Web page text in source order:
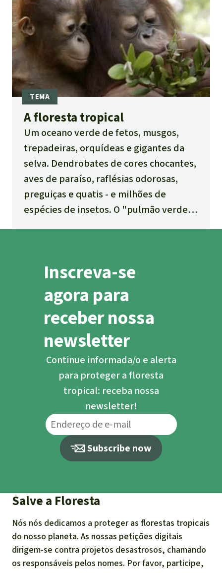
A floresta tropical
Um oceano verde de fetos, musgos,
trepadeiras, orquídeas e gigantes da
selva. Dendrobates de cores chocantes,
aves de paraíso, raflésias odorosas,
preguiças e quatis - e milhões de
espécies de insetos. O "pulmão verde"
planeta, as comunidades sofisticadas
plantas e os perigos do desmatamento.
Inscreva-se
agora para
receber nossa
newsletter
Continue informada/o e alerta
para proteger a floresta
tropical: receba nossa
newsletter!
Subscribe now
Salve a Floresta
Nós nós dedicamos a proteger as florestas tropicais
do nosso planeta. As nossas petições digitais
dirigem-se contra projetos desastrosos, chamando
os responsáveis pelos nomes. Por favor, participe,